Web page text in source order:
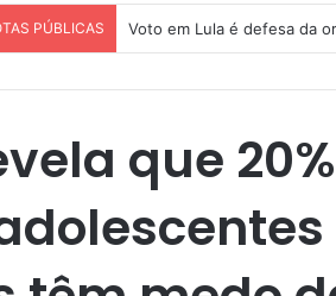
PÚBLICAS Voto em Lula é defesa da
que